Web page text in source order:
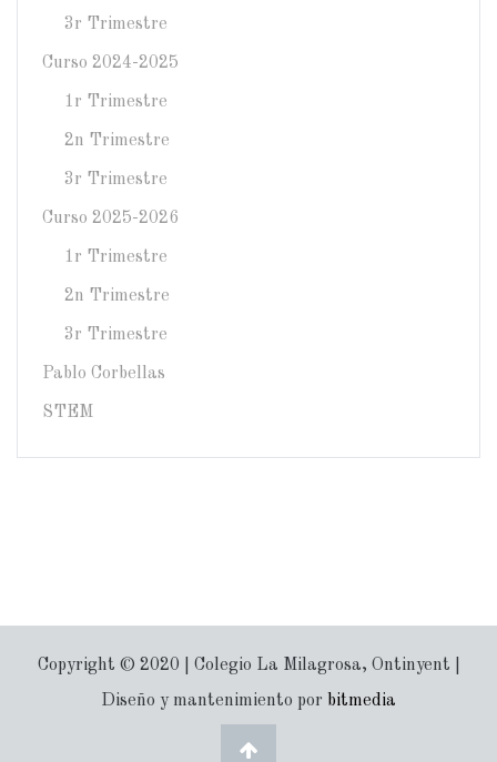
3r Trimestre
Curso 2024-2025
1r Trimestre
2n Trimestre
3r Trimestre
Curso 2025-2026
1r Trimestre
2n Trimestre
3r Trimestre
Pablo Corbellas
STEM
Copyright © 2020 | Colegio La Milagrosa, Ontinyent |
Diseño y mantenimiento por bitmedia